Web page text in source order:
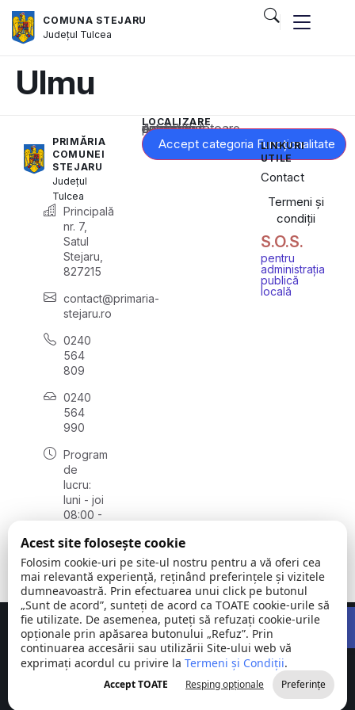
COMUNA STEJARU
Județul Tulcea
Ulmu
PRIMĂRIA
COMUNEI
STEJARU
Județul
Tulcea
Principală
nr. 7,
Satul
Stejaru,
827215
contact@primaria-
stejaru.ro
0240
564
809
0240
564
990
Program
de
lucru:
luni - joi
08:00 -
vineri
08:00 -
14:00
LOCALIZARE
Acest conținut este blocat până când acceptați categoria corespunzătoare de cookie-uri.
Accept categoria Funcționalitate
LINKURI
UTILE
Contact
Termeni și
condiții
S.O.S.
pentru
administrația
publică
locală
Comuna
Stejaru |
județul Tulcea
©
2026
Toate
drepturile
rezervate
Concept realizat deBig Media Relații Publice SRL
Acest site folosește cookie
Folosim cookie-uri pe site-ul nostru pentru a vă oferi cea
mai relevantă experiență, reținând preferințele și vizitele
dumneavoastră. Prin efectuarea unui click pe butonul
„Sunt de acord”, sunteți de acord ca TOATE cookie-urile să
fie utilizate. De asemenea, puteți să refuzați cookie-urile
opționale prin apăsarea butonului „Refuz”. Prin
continuarea accesării sau utilizării Site-ului web vă
exprimați acordul cu privire la Termeni și Condiții.
Accept TOATE Resping opționale Preferințe